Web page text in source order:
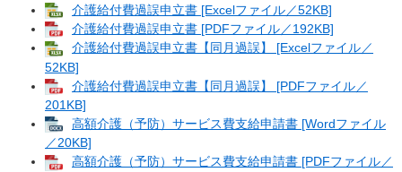
介護給付費過誤申立書 [Excelファイル／52KB]
介護給付費過誤申立書 [PDFファイル／192KB]
介護給付費過誤申立書【同月過誤】 [Excelファイル／
52KB]
介護給付費過誤申立書【同月過誤】 [PDFファイル／
201KB]
高額介護（予防）サービス費支給申請書 [Wordファイル
／20KB]
高額介護（予防）サービス費支給申請書 [PDFファイル／